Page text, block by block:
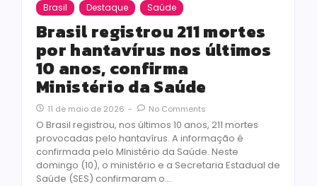
Brasil Destaque Saúde
Brasil registrou 211 mortes
por hantavírus nos últimos
10 anos, confirma
Ministério da Saúde
11 de maio de 2026 - No Comments
O Brasil registrou, nos últimos 10 anos, 211 mortes
provocadas pelo hantavírus. A informação é
confirmada pelo MInistério da Saúde. Neste
domingo (10), o ministério e a Secretaria Estadual de
Saúde (SES) confirmaram o…